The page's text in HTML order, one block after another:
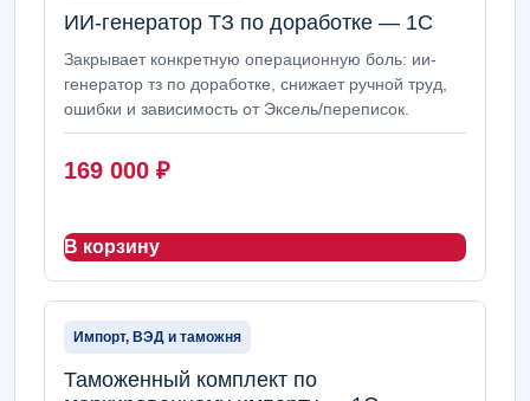
ИИ-генератор ТЗ по доработке — 1С
Закрывает конкретную операционную боль: ии-
генератор тз по доработке, снижает ручной труд,
ошибки и зависимость от Эксель/переписок.
169 000 ₽
В корзину
Импорт, ВЭД и таможня
Таможенный комплект по